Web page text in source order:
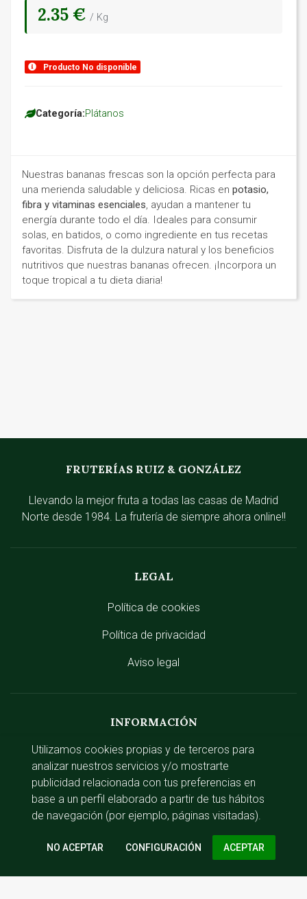
2.35 € / Kg
Producto No disponible
Categoría:Plátanos
Nuestras bananas frescas son la opción perfecta para
una merienda saludable y deliciosa. Ricas en potasio,
fibra y vitaminas esenciales, ayudan a mantener tu
energía durante todo el día. Ideales para consumir
solas, en batidos, o como ingrediente en tus recetas
favoritas. Disfruta de la dulzura natural y los beneficios
nutritivos que nuestras bananas ofrecen. ¡Incorpora un
toque tropical a tu dieta diaria!
Utilizamos cookies propias y de terceros para
analizar nuestros servicios y/o mostrarte
publicidad relacionada con tus preferencias en
base a un perfil elaborado a partir de tus hábitos
de navegación (por ejemplo, páginas visitadas).
CONFIGURACIÓN
FRUTERÍAS RUIZ & GONZÁLEZ
Llevando la mejor fruta a todas las casas de Madrid
Norte desde 1984. La frutería de siempre ahora online!!
LEGAL
Política de cookies
Política de privacidad
Aviso legal
INFORMACIÓN
Zonas de reparto
Gastos de envío
ACCESO RÁPIDO